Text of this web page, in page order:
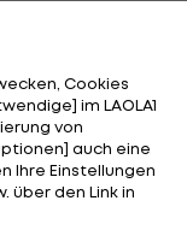
Cookies
im LAOLA1
von
auch eine
Ihre Einstellungen
über den Link in